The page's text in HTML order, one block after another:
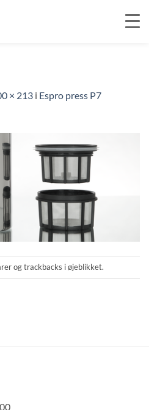
× 213 i Espro press P7
og trackbacks i øjeblikket.